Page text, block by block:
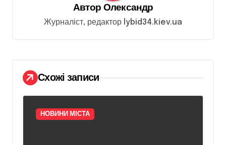
с
і
в
Автор Олександр
Журналіст, редактор lybid34.kiev.ua
Схожі записи
НОВИНИ МІСТА